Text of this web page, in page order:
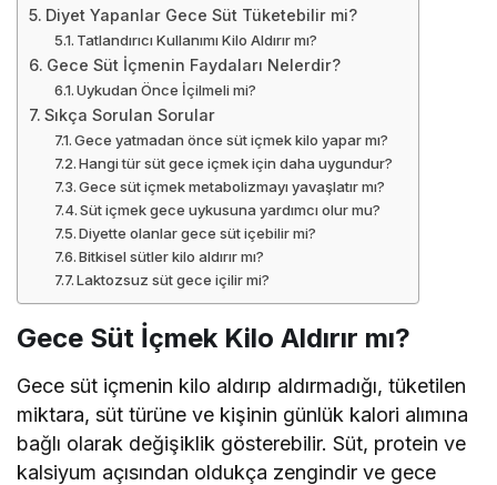
Diyet Yapanlar Gece Süt Tüketebilir mi?
Tatlandırıcı Kullanımı Kilo Aldırır mı?
Gece Süt İçmenin Faydaları Nelerdir?
Uykudan Önce İçilmeli mi?
Sıkça Sorulan Sorular
Gece yatmadan önce süt içmek kilo yapar mı?
Hangi tür süt gece içmek için daha uygundur?
Gece süt içmek metabolizmayı yavaşlatır mı?
Süt içmek gece uykusuna yardımcı olur mu?
Diyette olanlar gece süt içebilir mi?
Bitkisel sütler kilo aldırır mı?
Laktozsuz süt gece içilir mi?
Gece Süt İçmek Kilo Aldırır mı?
Gece süt içmenin kilo aldırıp aldırmadığı, tüketilen
miktara, süt türüne ve kişinin günlük kalori alımına
bağlı olarak değişiklik gösterebilir. Süt, protein ve
kalsiyum açısından oldukça zengindir ve gece